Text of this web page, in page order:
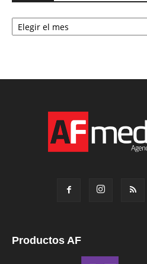
Archivo
Productos AF